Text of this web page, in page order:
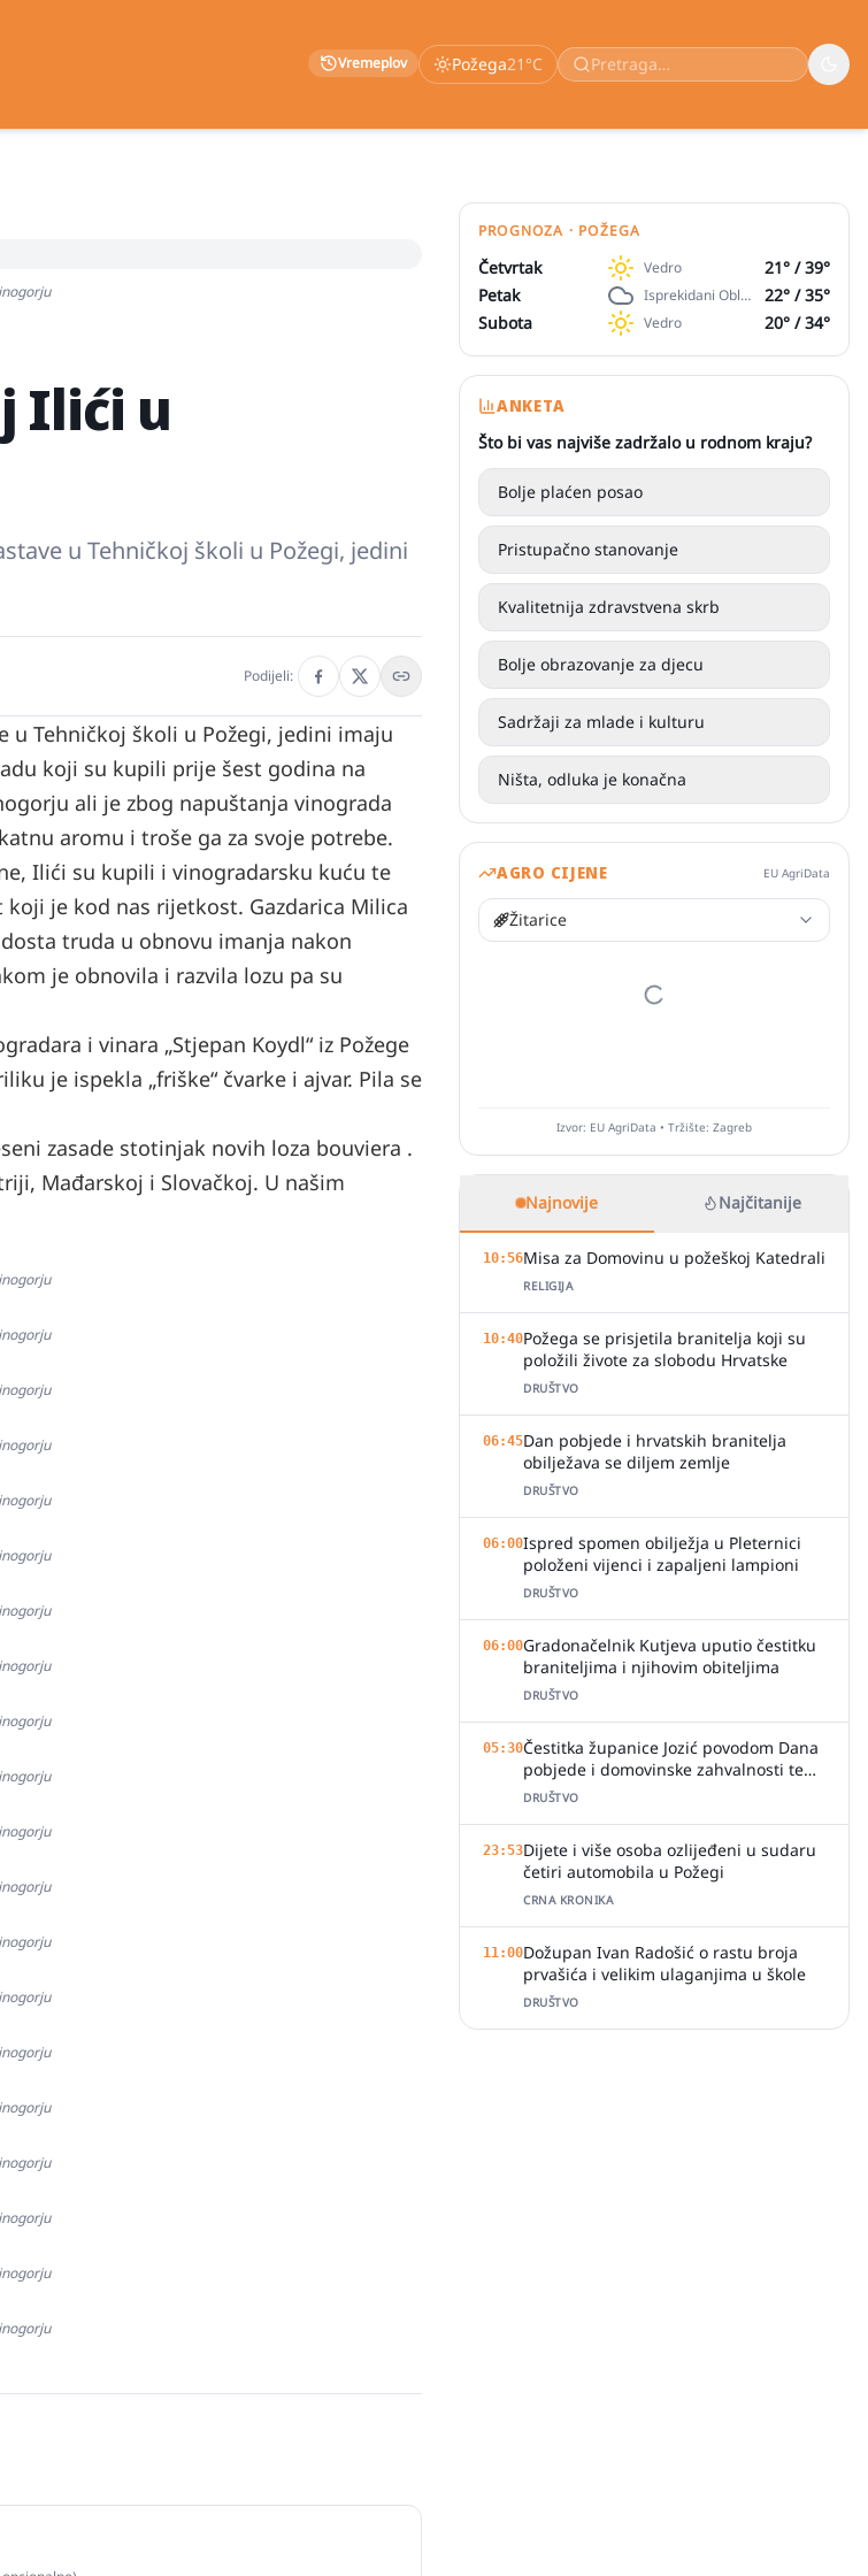
Vremeplov Požega21 °C
Ilići u
u Tehničkoj školi u Požegi, jedini
Podijeli:
u Tehničkoj školi u Požegi, jedini imaju
koji su kupili prije šest godina na
ali je zbog napuštanja vinograda
aromu i troše ga za svoje potrebe.
Ilići su kupili i vinogradarsku kuću te
je kod nas rijetkost. Gazdarica Milica
truda u obnovu imanja nakon
je obnovila i razvila lozu pa su
i vinara „Stjepan Koydl“ iz Požege
je ispekla „friške“ čvarke i ajvar. Pila se
zasade stotinjak novih loza bouviera .
Mađarskoj i Slovačkoj. U našim
PROGNOZA · POŽEGA
Četvrtak Vedro 21° /39°
Petak
Isprekidani Oblaci 22° /35°
Subota
Vedro 20° /34°
ANKETA
Što bi vas najviše zadržalo u rodnom kraju?
Bolje plaćen posao
Pristupačno stanovanje
Kvalitetnija zdravstvena skrb
Bolje obrazovanje za djecu
Sadržaji za mlade i kulturu
Ništa, odluka je konačna
AGRO CIJENE EU AgriData
Žitarice
Izvor: EU AgriData • Tržište: Zagreb
Najnovije Najčitanije
10:56Misa za Domovinu u požeškoj Katedrali
RELIGIJA
10:40Požega se prisjetila branitelja koji su
položili živote za slobodu Hrvatske
DRUŠTVO
06:45Dan pobjede i hrvatskih branitelja
obilježava se diljem zemlje
DRUŠTVO
06:00Ispred spomen obilježja u Pleternici
položeni vijenci i zapaljeni lampioni
DRUŠTVO
06:00Gradonačelnik Kutjeva uputio čestitku
braniteljima i njihovim obiteljima
DRUŠTVO
05:30Čestitka županice Jozić povodom Dana
pobjede i domovinske zahvalnosti te
Dana hrvatskih branitelja
DRUŠTVO
23:53Dijete i više osoba ozlijeđeni u sudaru
četiri automobila u Požegi
CRNA KRONIKA
11:00Dožupan Ivan Radošić o rastu broja
prvašića i velikim ulaganjima u škole
DRUŠTVO